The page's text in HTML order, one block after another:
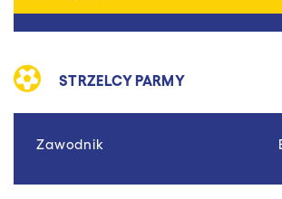
STRZELCY PARMY
Zawodnik